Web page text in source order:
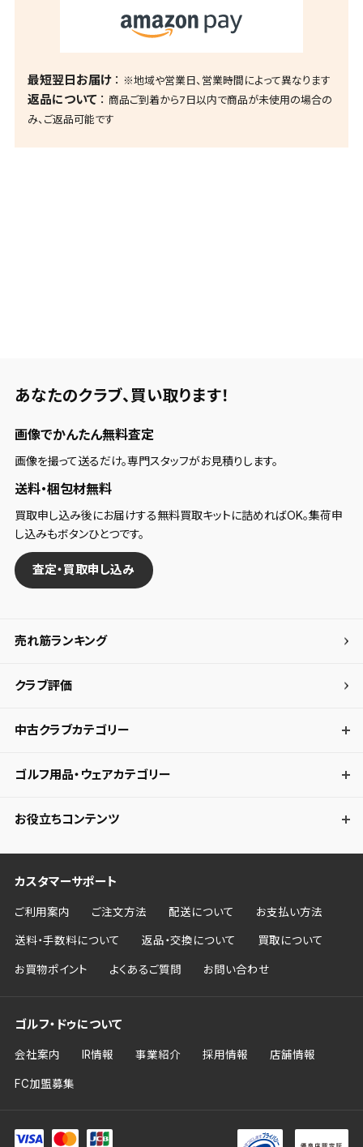
最短翌日お届け ※地域や営業日、営業時間によって異なります
返品について
商品ご到着から7日以内で商品が未使用の場合の
み、ご返品可能です
あなたのクラブ、 買い取ります！
画像でかんたん無料査定
画像を撮って送るだけ。専門スタッフがお見積りします。
送料・梱包材無料
買取申し込み後にお届けする無料買取キットに詰めればOK。集荷申
し込みもボタンひとつです。
査定・買取申し込み
売れ筋ランキング
クラブ評価
中古クラブカテゴリー
ゴルフ用品・ウェアカテゴリー
お役立ちコンテンツ
カスタマーサポート
ご利用案内 ご注文方法 配送について お支払い方法
送料・手数料について 返品・交換について 買取について
お買物ポイント よくあるご質問 お問い合わせ
ゴルフ・ドゥについて
会社案内 IR情報 事業紹介 採用情報 店舗情報
FC加盟募集